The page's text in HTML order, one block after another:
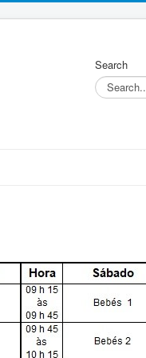
Search